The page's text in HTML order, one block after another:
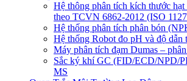
Hệ thông phân tích kích thước hạt
theo TCVN 6862-2012 (ISO
Hệ thống phân tích phân bón
Hệ thống Robot đo pH và độ dẫn
Máy phân tích đạm Dumas –
Sắc ký khí GC (FID/ECD/NPD/
MS